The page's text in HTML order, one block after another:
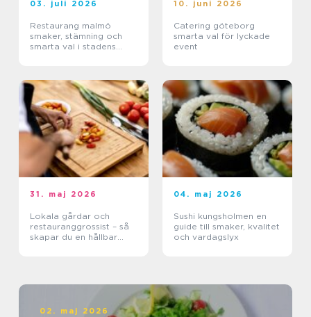
03. juli 2026
Restaurang malmö
smaker, stämning och
smarta val i stadens
10. juni 2026
Catering göteborg
smarta val för lyckade
event
31. maj 2026
Lokala gårdar och
restauranggrossist – så
skapar du en hållbar
04. maj 2026
Sushi kungsholmen en
guide till smaker, kvalitet
och vardagslyx
02. maj 2026